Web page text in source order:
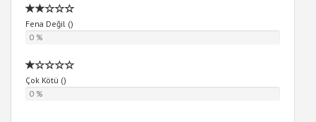
Fena Değil ()
0 %
Çok Kötü ()
0 %